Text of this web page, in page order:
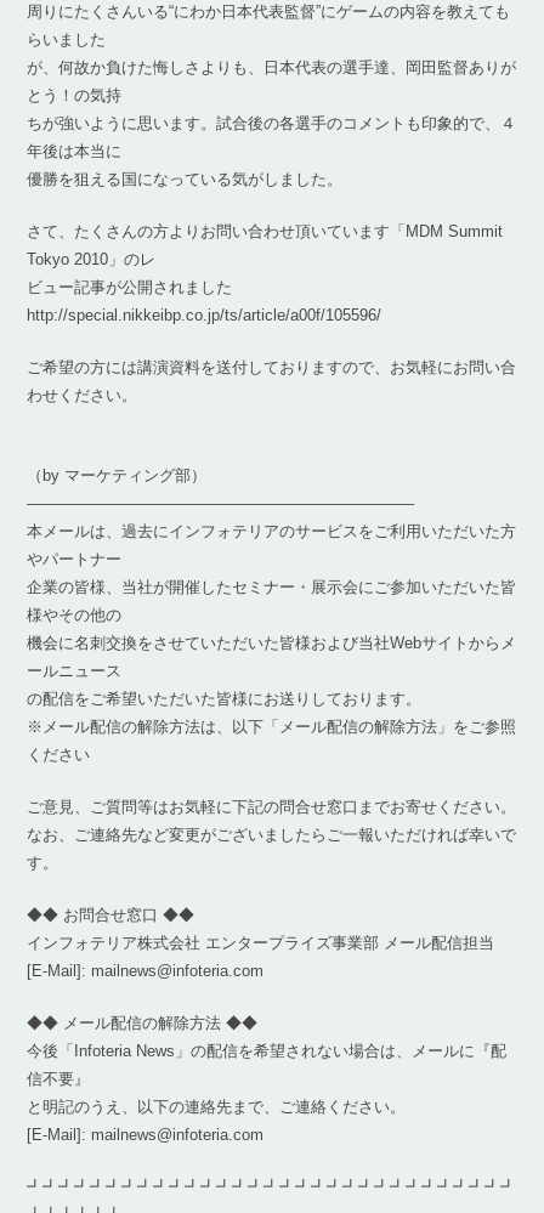
周りにたくさんいる“にわか日本代表監督”にゲームの内容を教えても
らいました
が、何故か負けた悔しさよりも、日本代表の選手達、岡田監督ありが
とう！の気持
ちが強いように思います。試合後の各選手のコメントも印象的で、４
年後は本当に
優勝を狙える国になっている気がしました。
さて、たくさんの方よりお問い合わせ頂いています「MDM Summit
Tokyo 2010」のレ
ビュー記事が公開されました
http://special.nikkeibp.co.jp/ts/article/a00f/105596/
ご希望の方には講演資料を送付しておりますので、お気軽にお問い合
わせください。
（by マーケティング部）
————————————————————————–
本メールは、過去にインフォテリアのサービスをご利用いただいた方
やパートナー
企業の皆様、当社が開催したセミナー・展示会にご参加いただいた皆
様やその他の
機会に名刺交換をさせていただいた皆様および当社Webサイトからメ
ールニュース
の配信をご希望いただいた皆様にお送りしております。
※メール配信の解除方法は、以下「メール配信の解除方法」をご参照
ください
ご意見、ご質問等はお気軽に下記の問合せ窓口までお寄せください。
なお、ご連絡先など変更がございましたらご一報いただければ幸いで
す。
◆◆ お問合せ窓口 ◆◆
インフォテリア株式会社 エンタープライズ事業部 メール配信担当
[E-Mail]: mailnews@infoteria.com
◆◆ メール配信の解除方法 ◆◆
今後「Infoteria News」の配信を希望されない場合は、メールに『配
信不要』
と明記のうえ、以下の連絡先まで、ご連絡ください。
[E-Mail]: mailnews@infoteria.com
┛┛┛┛┛┛┛┛┛┛┛┛┛┛┛┛┛┛┛┛┛┛┛┛┛┛┛┛┛┛┛